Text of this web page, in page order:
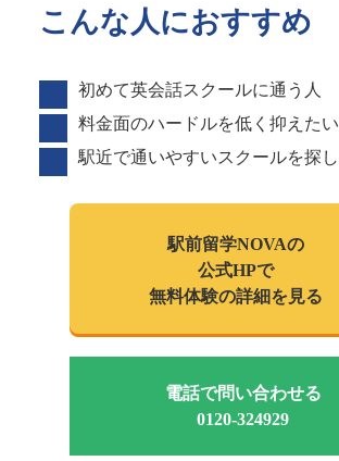
こんな人におすすめ
初めて英会話スクールに通う人
料金面のハードルを低く抑えたい
駅近で通いやすいスクールを探
駅前留学NOVAの
公式HPで
無料体験の詳細を見る
電話で問い合わせる
0120-324929